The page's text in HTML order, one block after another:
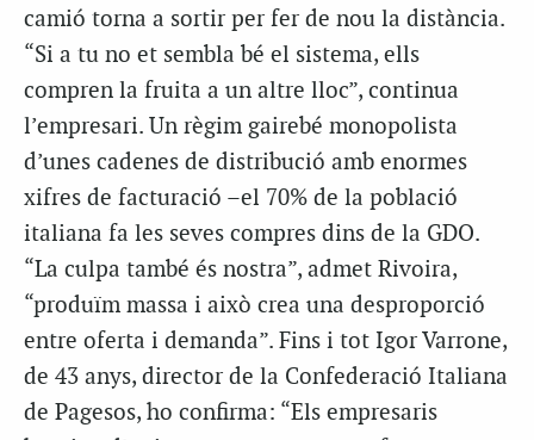
camió torna a sortir per fer de nou la distància.
“Si a tu no et sembla bé el sistema, ells
compren la fruita a un altre lloc”, continua
l’empresari. Un règim gairebé monopolista
d’unes cadenes de distribució amb enormes
xifres de facturació –el 70% de la població
italiana fa les seves compres dins de la GDO.
“La culpa també és nostra”, admet Rivoira,
“produïm massa i això crea una desproporció
entre oferta i demanda”. Fins i tot Igor Varrone,
de 43 anys, director de la Confederació Italiana
de Pagesos, ho confirma: “Els empresaris